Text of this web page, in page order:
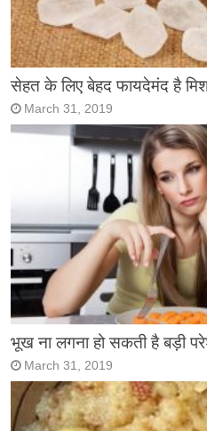
सेहत के लिए बेहद फायदेमंद है
March 31, 2019
भूख ना लगना हो सकती है बड़ी
March 31, 2019